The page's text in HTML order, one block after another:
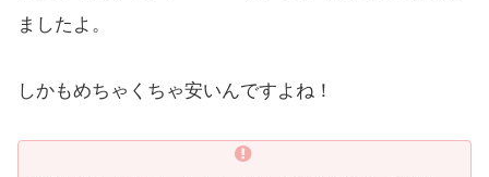
ましたよ。
しかもめちゃくちゃ安いんですよね！